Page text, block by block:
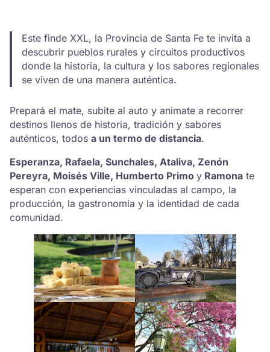
Este finde XXL, la Provincia de Santa Fe te invita a
descubrir pueblos rurales y circuitos productivos
donde la historia, la cultura y los sabores regionales
se viven de una manera auténtica.
Prepará el mate, subite al auto y animate a recorrer
destinos llenos de historia, tradición y sabores
auténticos, todos a un termo de distancia.
Esperanza, Rafaela, Sunchales, Ataliva, Zenón
Pereyra, Moisés Ville, Humberto Primo y Ramona te
esperan con experiencias vinculadas al campo, la
producción, la gastronomía y la identidad de cada
comunidad.